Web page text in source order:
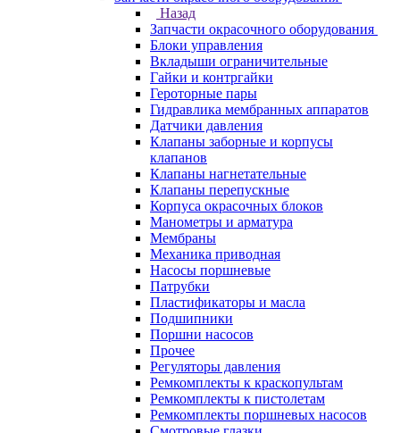
Назад
Запчасти окрасочного оборудования
Блоки управления
Вкладыши ограничительные
Гайки и контргайки
Героторные пары
Гидравлика мембранных аппаратов
Датчики давления
Клапаны заборные и корпусы
клапанов
Клапаны нагнетательные
Клапаны перепускные
Корпуса окрасочных блоков
Манометры и арматура
Мембраны
Механика приводная
Насосы поршневые
Патрубки
Пластификаторы и масла
Подшипники
Поршни насосов
Прочее
Регуляторы давления
Ремкомплекты к краскопультам
Ремкомплекты к пистолетам
Ремкомплекты поршневых насосов